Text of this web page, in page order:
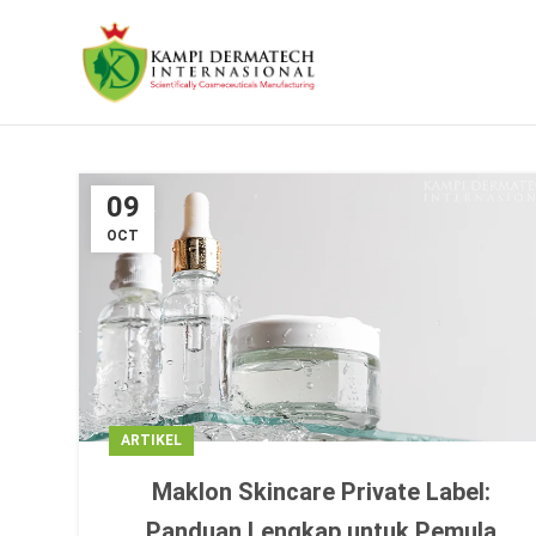
09
OCT
ARTIKEL
Maklon Skincare Private Label: